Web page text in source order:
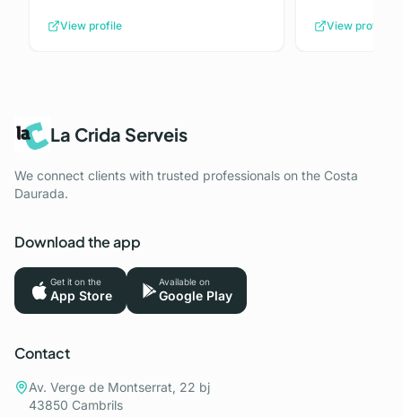
View profile View profile
La Crida Serveis
We connect clients with trusted professionals on the Costa
Daurada.
Download the app
Get it on the
App Store
Available on
Google Play
Contact
Av. Verge de Montserrat, 22 bj
43850 Cambrils